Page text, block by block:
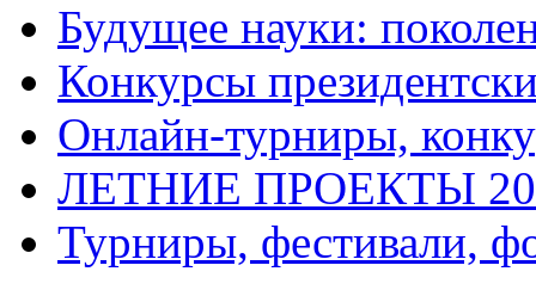
Будущее науки:
Конкурсы
Онлайн-турниры,
ЛЕТНИЕ ПРОЕКТЫ
Турниры, фестивали,